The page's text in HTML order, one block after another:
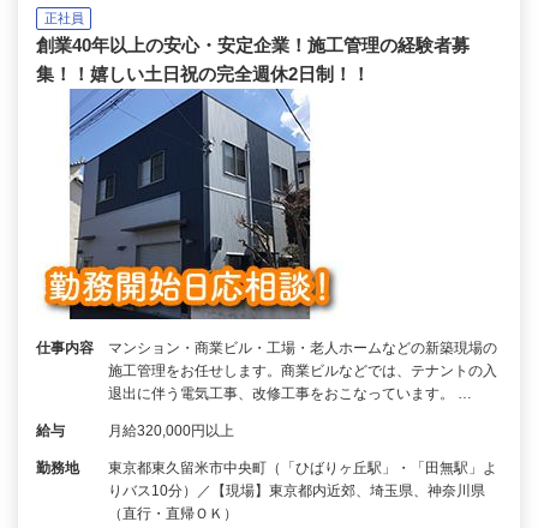
正社員
創業40年以上の安心・安定企業！施工管理の経験者募
集！！嬉しい土日祝の完全週休2日制！！
仕事内容
マンション・商業ビル・工場・老人ホームなどの新築現場の
施工管理をお任せします。商業ビルなどでは、テナントの入
退出に伴う電気工事、改修工事をおこなっています。 …
給与 月給320,000円以上
勤務地
東京都東久留米市中央町（「ひばりヶ丘駅」・「田無駅」よ
りバス10分）／【現場】東京都内近郊、埼玉県、神奈川県
（直行・直帰ＯＫ）